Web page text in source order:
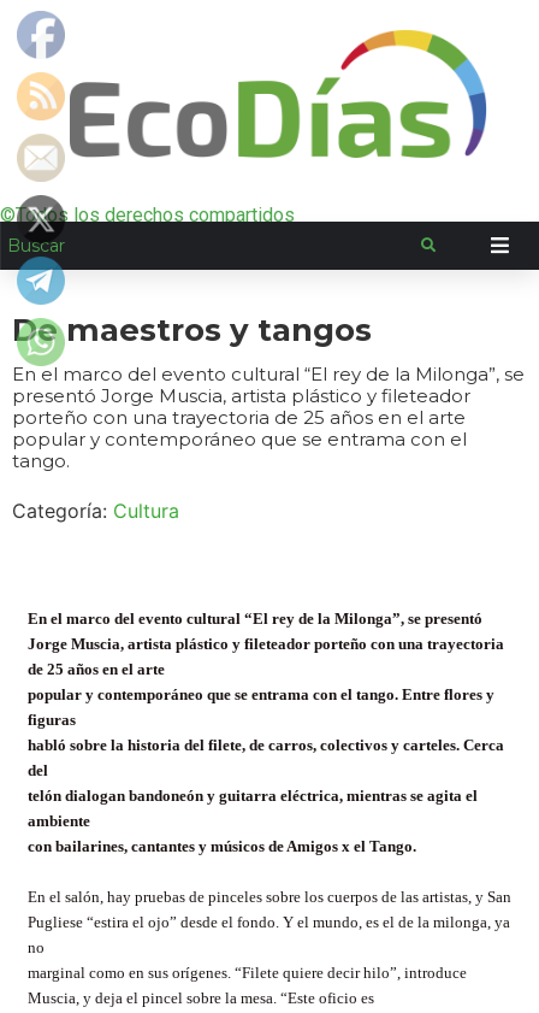
©Todos los derechos compartidos
De maestros y tangos
En el marco del evento cultural “El rey de la Milonga”, se
presentó Jorge Muscia, artista plástico y fileteador
porteño con una trayectoria de 25 años en el arte
popular y contemporáneo que se entrama con el
tango.
Categoría: Cultura
En el marco del evento cultural “El rey de la Milonga”, se presentó
Jorge Muscia, artista plástico y fileteador porteño con una trayectoria
de 25 años en el arte
popular y contemporáneo que se entrama con el tango. Entre flores y
figuras
habló sobre la historia del filete, de carros, colectivos y carteles. Cerca
del
telón dialogan bandoneón y guitarra eléctrica, mientras se agita el
ambiente
con bailarines, cantantes y músicos de Amigos x el Tango.
En el salón, hay pruebas de pinceles sobre los cuerpos de las artistas, y San
Pugliese “estira el ojo” desde el fondo. Y el mundo, es el de la milonga, ya
no
marginal como en sus orígenes. “Filete quiere decir hilo”, introduce
Muscia, y deja el pincel sobre la mesa. “Este oficio es